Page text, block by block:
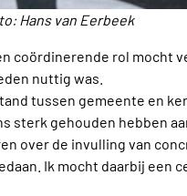
Hans van Eerbeek
coördinerende rol mocht
nuttig was.
tussen gemeente en
sterk gehouden hebben
over de invulling van
Ik mocht daarbij een